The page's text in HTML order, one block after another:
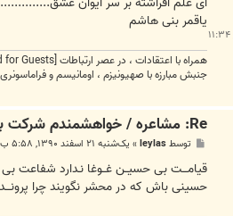
پنج‌شنبه ۱ مرداد ۱۳۸۸, ۱۱:۳۴
یاقمر بنی هاشم
همراه با اعتقادات ، در عصر ارتباطات [External Link Removed for Guests]
جنبش مبارزه با صهیونیزم ، اومانیسم و
Re: مشاعره / خواهشمندم شرکت بفرماييد.
ت
توسطleylas
» یک‌شنبه ۲۱ اسفند ۱۳۹۰, ۵:۵۸ ب.ظ
قیامـــت بی حسیــن غــوغا نـدارد شفاعت
حسینی باش که در محشر نگویند چرا پرونـــده